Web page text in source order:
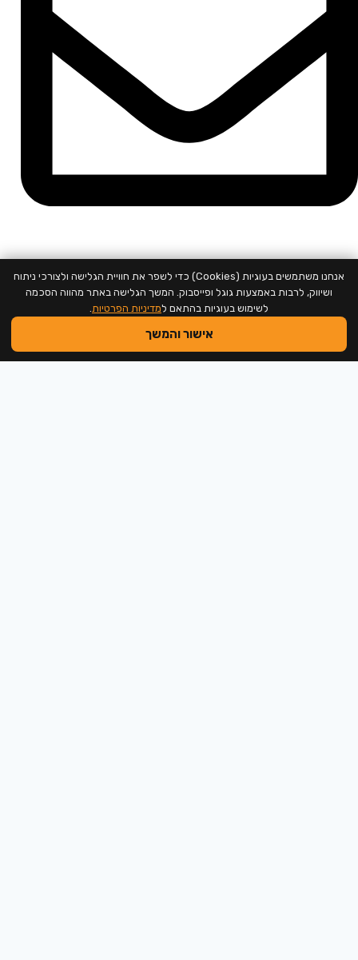
2026 @ כל הזכויות שמורות למכללה לחינוך חדש
אנחנו משתמשים בעוגיות (Cookies) כדי לשפר את חוויית הגלישה ולצורכי ניתוח
ושיווק, לרבות באמצעות גוגל ופייסבוק. המשך הגלישה באתר מהווה הסכמה
לשימוש בעוגיות בהתאם למדיניות הפרטיות.
אישור והמשך